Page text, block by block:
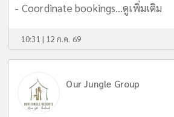
- Coordinate bookings...ดูเพิ่มเติม
10:31 | 12 ก.ค. 69
Our Jungle Group